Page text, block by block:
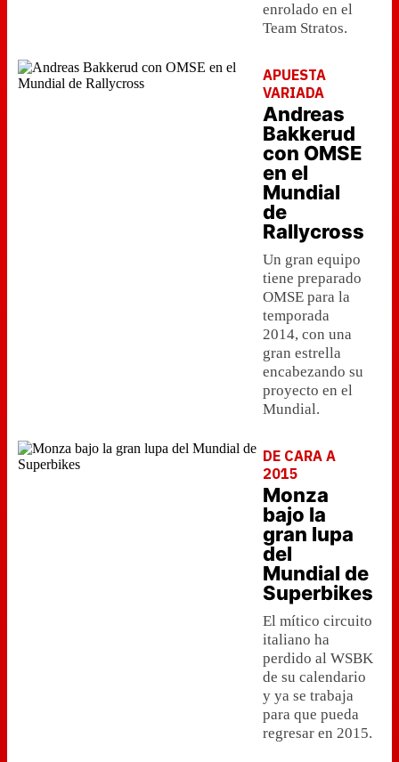
enrolado en el
Team Stratos.
APUESTA
VARIADA
Andreas
Bakkerud
con OMSE
en el
Mundial
de
Rallycross
Un gran equipo
tiene preparado
OMSE para la
temporada
2014, con una
gran estrella
encabezando su
proyecto en el
Mundial.
DE CARA A
2015
Monza
bajo la
gran lupa
del
Mundial de
Superbikes
El mítico circuito
italiano ha
perdido al WSBK
de su calendario
y ya se trabaja
para que pueda
regresar en 2015.